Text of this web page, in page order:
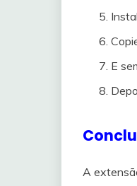
E
A